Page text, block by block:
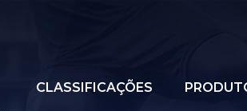
CLASSIFICAÇÕES